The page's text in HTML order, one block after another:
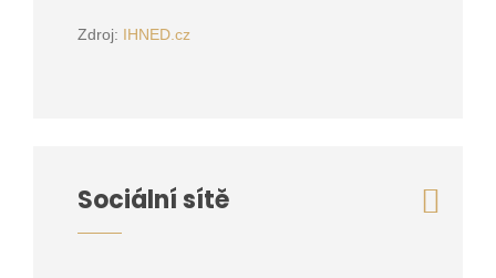
Zdroj: IHNED.cz
Sociální sítě